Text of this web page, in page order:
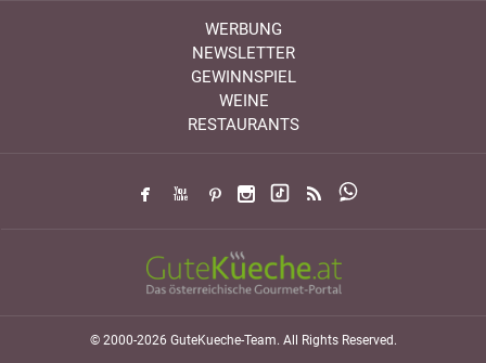
WERBUNG
NEWSLETTER
GEWINNSPIEL
WEINE
RESTAURANTS
© 2000-2026 GuteKueche-Team. All Rights Reserved.